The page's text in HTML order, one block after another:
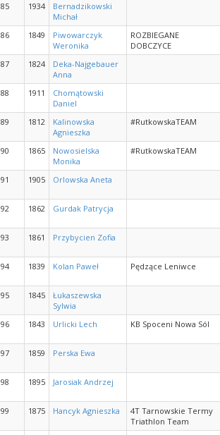
85 1934
Bernadzikowski
Michał
86
1849
Piwowarczyk
Weronika
ROZBIEGANE
DOBCZYCE
87
1824
Deka-Najgebauer
Anna
88
1911
Chomątowski
Daniel
89
1812
Kalinowska
Agnieszka
#RutkowskaTEAM
90 1865
Nowosielska
Monika
#RutkowskaTEAM
91 1905 Orlowska Aneta
92 1862 Gurdak Patrycja
93 1861 Przybycien Zofia
94 1839 Kolan Paweł Pędzące Leniwce
95 1845
Łukaszewska
Sylwia
96
1843 Urlicki Lech KB Spoceni Nowa Sól
97 1859 Perska Ewa
98 1895 Jarosiak Andrzej
99 1875 Hancyk Agnieszka
4T Tarnowskie Termy
Triathlon Team